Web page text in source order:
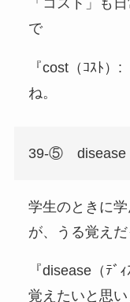
「コスト」も
で
『cost（ｺｽﾄ
ね。
39-⑤ disease
学生のときに
が、うる覚え
『disease（ﾃ
覚えたいと思い